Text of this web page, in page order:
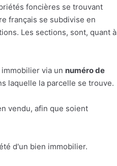
foncières se trouvant
français se subdivise en
Les sections, sont, quant à
via un numéro de
laquelle la parcelle se trouve.
vendu, afin que soient
d'un bien immobilier.